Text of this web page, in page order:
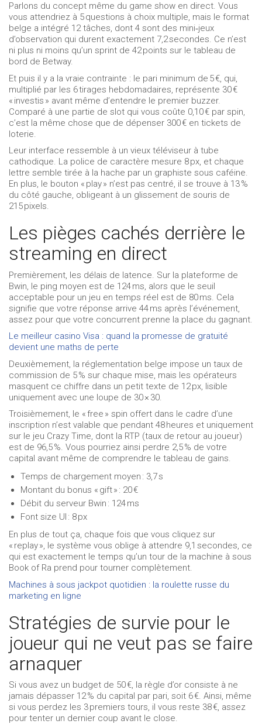
Parlons du concept même du game show en direct. Vous
vous attendriez à 5 questions à choix multiple, mais le format
belge a intégré 12 tâches, dont 4 sont des mini‑jeux
d’observation qui durent exactement 7,2 secondes. Ce n’est
ni plus ni moins qu’un sprint de 42 points sur le tableau de
bord de Betway.
Et puis il y a la vraie contrainte : le pari minimum de 5 €, qui,
multiplié par les 6 tirages hebdomadaires, représente 30 €
« investis » avant même d’entendre le premier buzzer.
Comparé à une partie de slot qui vous coûte 0,10 € par spin,
c’est la même chose que de dépenser 300 € en tickets de
loterie.
Leur interface ressemble à un vieux téléviseur à tube
cathodique. La police de caractère mesure 8 px, et chaque
lettre semble tirée à la hache par un graphiste sous caféine.
En plus, le bouton « play » n’est pas centré, il se trouve à 13 %
du côté gauche, obligeant à un glissement de souris de
215 pixels.
Les pièges cachés derrière le
streaming en direct
Premièrement, les délais de latence. Sur la plateforme de
Bwin, le ping moyen est de 124 ms, alors que le seuil
acceptable pour un jeu en temps réel est de 80 ms. Cela
signifie que votre réponse arrive 44 ms après l’événement,
assez pour que votre concurrent prenne la place du gagnant.
Le meilleur casino Visa : quand la promesse de gratuité
devient une maths de perte
Deuxièmement, la réglementation belge impose un taux de
commission de 5 % sur chaque mise, mais les opérateurs
masquent ce chiffre dans un petit texte de 12 px, lisible
uniquement avec une loupe de 30 × 30.
Troisièmement, le « free » spin offert dans le cadre d’une
inscription n’est valable que pendant 48 heures et uniquement
sur le jeu Crazy Time, dont la RTP (taux de retour au joueur)
est de 96,5 %. Vous pourriez ainsi perdre 2,5 % de votre
capital avant même de comprendre le tableau de gains.
Temps de chargement moyen : 3,7 s
Montant du bonus « gift » : 20 €
Débit du serveur Bwin : 124 ms
Font size UI : 8 px
En plus de tout ça, chaque fois que vous cliquez sur
« replay », le système vous oblige à attendre 9,1 secondes, ce
qui est exactement le temps qu’un tour de la machine à sous
Book of Ra prend pour tourner complètement.
Machines à sous jackpot quotidien : la roulette russe du
marketing en ligne
Stratégies de survie pour le
joueur qui ne veut pas se faire
arnaquer
Si vous avez un budget de 50 €, la règle d’or consiste à ne
jamais dépasser 12 % du capital par pari, soit 6 €. Ainsi, même
si vous perdez les 3 premiers tours, il vous reste 38 €, assez
pour tenter un dernier coup avant le close.